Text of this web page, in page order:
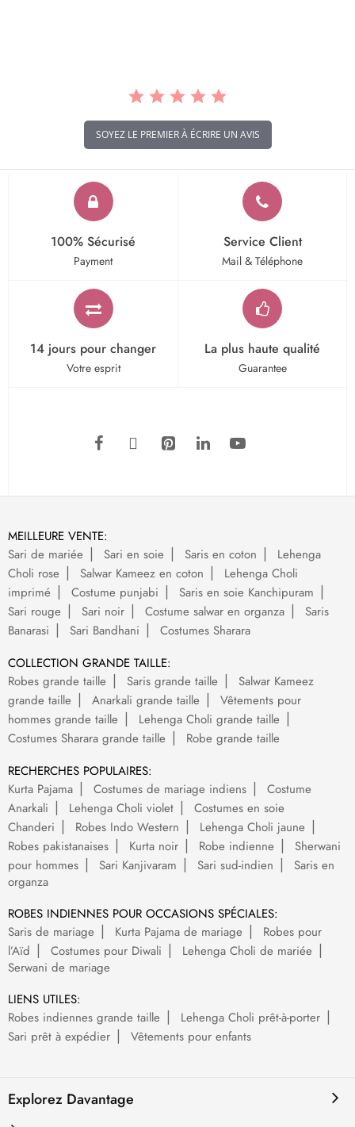
SOYEZ LE PREMIER À ÉCRIRE UN AVIS
100% Sécurisé
Payment
Service Client
Mail & Téléphone
14 jours pour changer
Votre esprit
La plus haute qualité
Guarantee
MEILLEURE VENTE:
Sari de mariée
Sari en soie Saris en coton
Lehenga
Choli rose
Salwar Kameez en coton
Lehenga Choli
imprimé
Costume punjabi
Saris en soie Kanchipuram
Sari rouge
Sari noir Costume salwar en organza
Saris
Banarasi
Sari Bandhani
Costumes Sharara
COLLECTION GRANDE TAILLE:
Robes grande taille
Saris grande taille
Salwar Kameez
grande taille
Anarkali grande taille
Vêtements pour
hommes grande taille
Lehenga Choli grande taille
Costumes Sharara grande taille
Robe grande taille
RECHERCHES POPULAIRES:
Kurta Pajama
Costumes de mariage indiens
Costume
Anarkali
Lehenga Choli violet
Costumes en soie
Chanderi
Robes Indo Western
Lehenga Choli jaune
Robes pakistanaises
Kurta noir Robe indienne
Sherwani
pour hommes
Sari Kanjivaram Sari sud-indien
Saris en
organza
ROBES INDIENNES POUR OCCASIONS SPÉCIALES:
Saris de mariage
Kurta Pajama de mariage
Robes pour
l’Aïd
Costumes pour Diwali
Lehenga Choli de mariée
Serwani de mariage
LIENS UTILES:
Robes indiennes grande taille
Lehenga Choli prêt-à-porter
Sari prêt à expédier
Vêtements pour enfants
Explorez Davantage